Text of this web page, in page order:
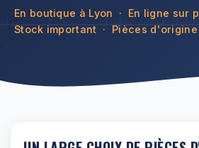
En boutique à Lyon · En ligne sur
Stock important · Pièces d'origine